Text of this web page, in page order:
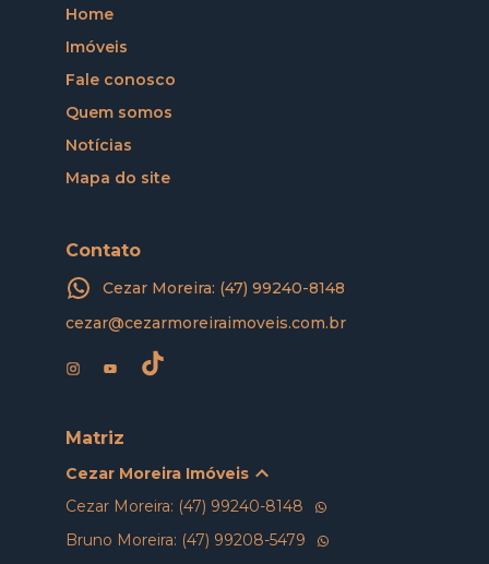
Home
Imóveis
Fale conosco
Quem somos
Notícias
Mapa do site
Contato
Cezar Moreira: (47) 99240-8148
cezar@cezarmoreiraimoveis.com.br
Matriz
Cezar Moreira Imóveis
Cezar Moreira: (47) 99240-8148
Bruno Moreira: (47) 99208-5479